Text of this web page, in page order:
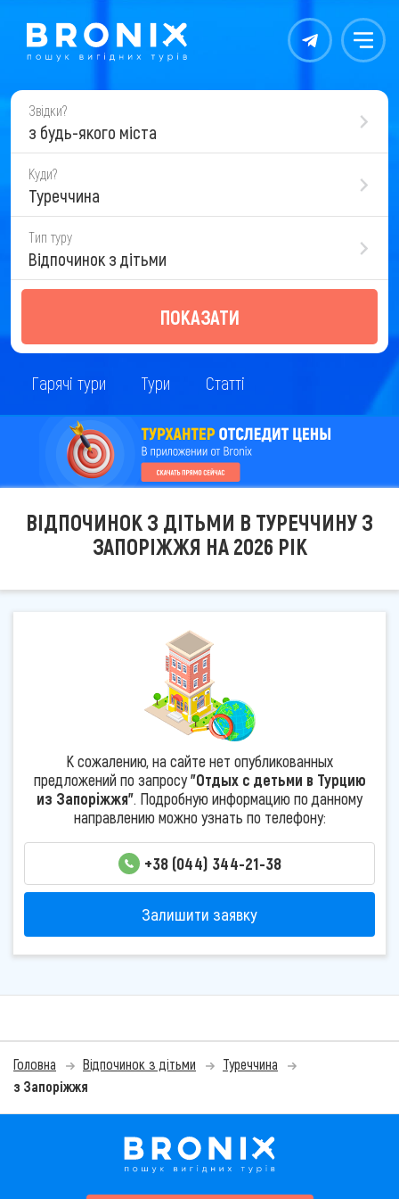
Контакты Меню
Звідки?
з будь-якого міста
Куди?
Туреччина
Тип туру
Відпочинок з дітьми
ПОКАЗАТИ
Гарячі тури Тури Статті
ВІДПОЧИНОК З ДІТЬМИ В ТУРЕЧЧИНУ З
ЗАПОРІЖЖЯ НА 2026 РІК
К сожалению, на сайте нет опубликованных
предложений по запросу"Отдых с детьми в Турцию
из Запоріжжя". Подробную информацию по данному
направлению можно узнать по телефону:
+38 (044) 344-21-38
Залишити заявку
Головна Відпочинок з дітьми
Туреччина
з Запоріжжя